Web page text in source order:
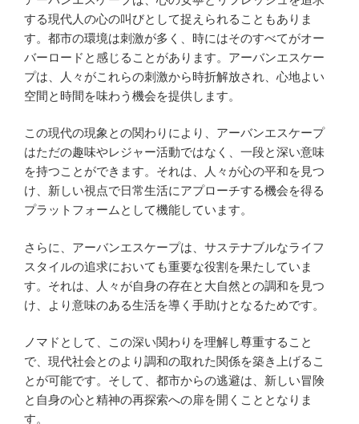
する現代人の心の叫びとして捉えられることもありま
す。都市の環境は刺激が多く、時にはそのすべてがオー
バーロードと感じることがあります。アーバンエスケー
プは、人々がこれらの刺激から時折解放され、心地よい
空間と時間を味わう機会を提供します。
この現代の現象との関わりにより、アーバンエスケープ
はただの趣味やレジャー活動ではなく、一段と深い意味
を持つことができます。それは、人々が心の平和を見つ
け、新しい視点で日常生活にアプローチする機会を得る
プラットフォームとして機能しています。
さらに、アーバンエスケープは、サステナブルなライフ
スタイルの追求においても重要な役割を果たしていま
す。それは、人々が自身の存在と大自然との調和を見つ
け、より意味のある生活を導く手助けとなるためです。
ノマドとして、この深い関わりを理解し尊重すること
で、現代社会とのより調和の取れた関係を築き上げるこ
とが可能です。そして、都市からの逃避は、新しい冒険
と自身の心と精神の再探索への扉を開くこととなりま
す。